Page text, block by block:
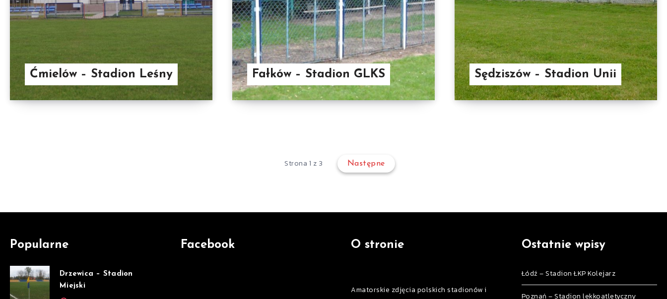
Ćmielów – Stadion Leśny Fałków – Stadion GLKS Sędziszów – Stadion Unii
Strona 1 z 3 Następne
Popularne
Drzewica – Stadion
Miejski
Facebook O stronie
Amatorskie zdjęcia polskich stadionów i
Ostatnie wpisy
Łódź – Stadion ŁKP Kolejarz
Poznań – Stadion lekkoatletyczny